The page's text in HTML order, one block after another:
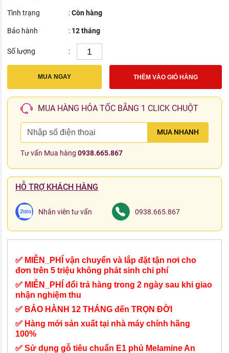
Tình trạng :Còn hàng
Bảo hành : 12 tháng
Số lượng :
MUA NGAY THÊM VÀO GIỎ HÀNG
MUA HÀNG HỎA TỐC BẰNG 1 CLICK CHUỘT
MUA NHANH
Tư vấn Mua hàng0938.665.867
HỖ TRỢ KHÁCH HÀNG
Nhân viên tư vấn 0938.665.867
✅ MIỄN_PHÍ vận chuyển và lắp đặt tận nơi cho
đơn trên 5 triệu không phát sinh chi phí
✅ MIỄN_PHÍ đổi trả hàng trong 2 ngày sau khi giao
nhận nghiệm thu
✅ BẢO HÀNH 12 THÁNG đến TRỌN ĐỜI
✅ Hàng mới sản xuất tại nhà máy chính hãng
100%
✅ Sử dụng gỗ tiêu chuẩn E1 phủ Melamine An